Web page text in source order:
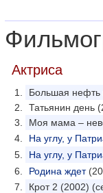
Актриса
Большая нефть
Татьянин день
Моя мама –
На углу, у
На углу, у
Родина ждет
Крот 2 (2002)